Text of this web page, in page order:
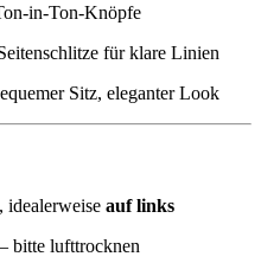
in-Ton-Knöpfe
für klare Linien
Sitz, eleganter Look
, idealerweise auf links
bitte lufttrocknen